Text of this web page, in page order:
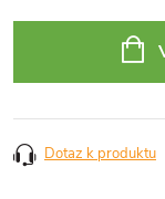
Dotaz k produktu